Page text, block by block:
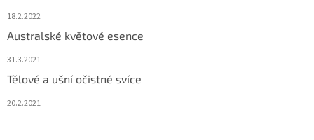
18.2.2022
Australské květové esence
31.3.2021
Tělové a ušní očistné svíce
20.2.2021